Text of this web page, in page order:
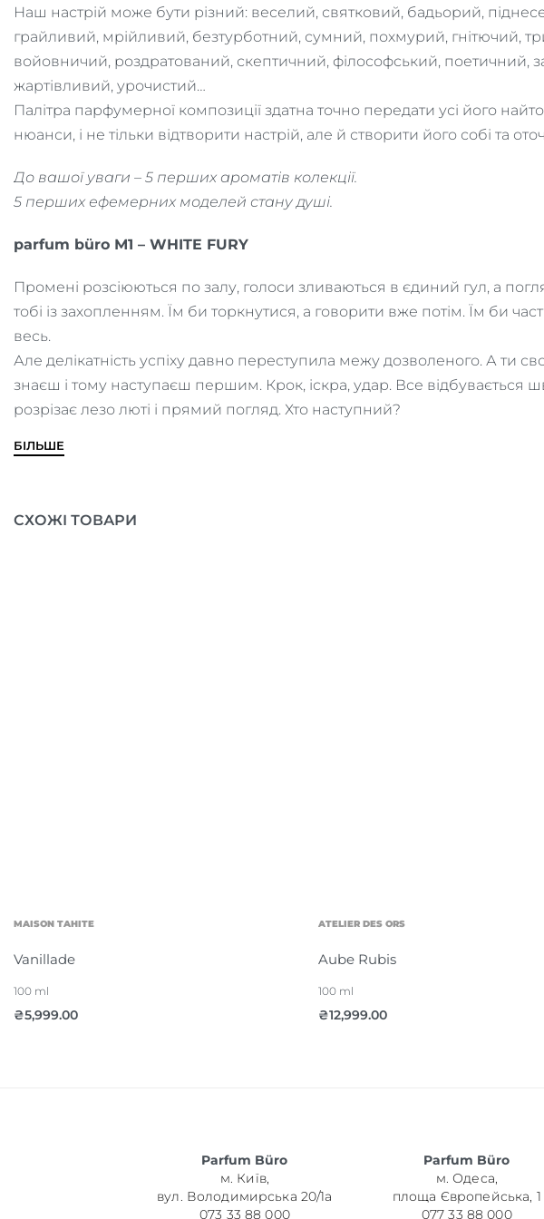
Наш настрій може бути різний: веселий, святковий, бадьорий,
грайливий, мрійливий, безтурботний, сумний, похмурий, гнітючий,
войовничий, роздратований, скептичний, філософський, поетичний,
жартівливий, урочистий…
Палітра парфумерної композиції здатна точно передати усі його
нюанси, і не тільки відтворити настрій, але й створити його собі та
До вашої уваги – 5 перших ароматів колекції.
5 перших ефемерних моделей стану душі.
parfum büro М1 – WHITE FURY
Промені розсіюються по залу, голоси зливаються в єдиний гул, а
тобі із захопленням. Їм би торкнутися, а говорити вже потім. Їм би
весь.
Але делікатність успіху давно переступила межу дозволеного. А ти
знаєш і тому наступаєш першим. Крок, іскра, удар. Все відбувається
розрізає лезо люті і прямий погляд. Хто наступний?
БІЛЬШЕ
СХОЖІ ТОВАРИ
MAISON TAHITE
Vanillade
100 ml
₴5,999.00
ATELIER DES ORS
Aube Rubis
100 ml
₴12,999.00
Parfum Büro
м. Київ,
вул. Володимирська 20/1а
073 33 88 000
Parfum Büro
м. Одеса,
площа Європейська, 1
077 33 88 000